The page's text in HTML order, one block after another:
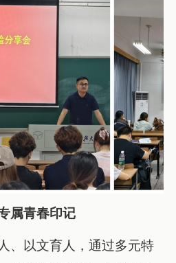
属青春印记
、以文育人，通过多元特